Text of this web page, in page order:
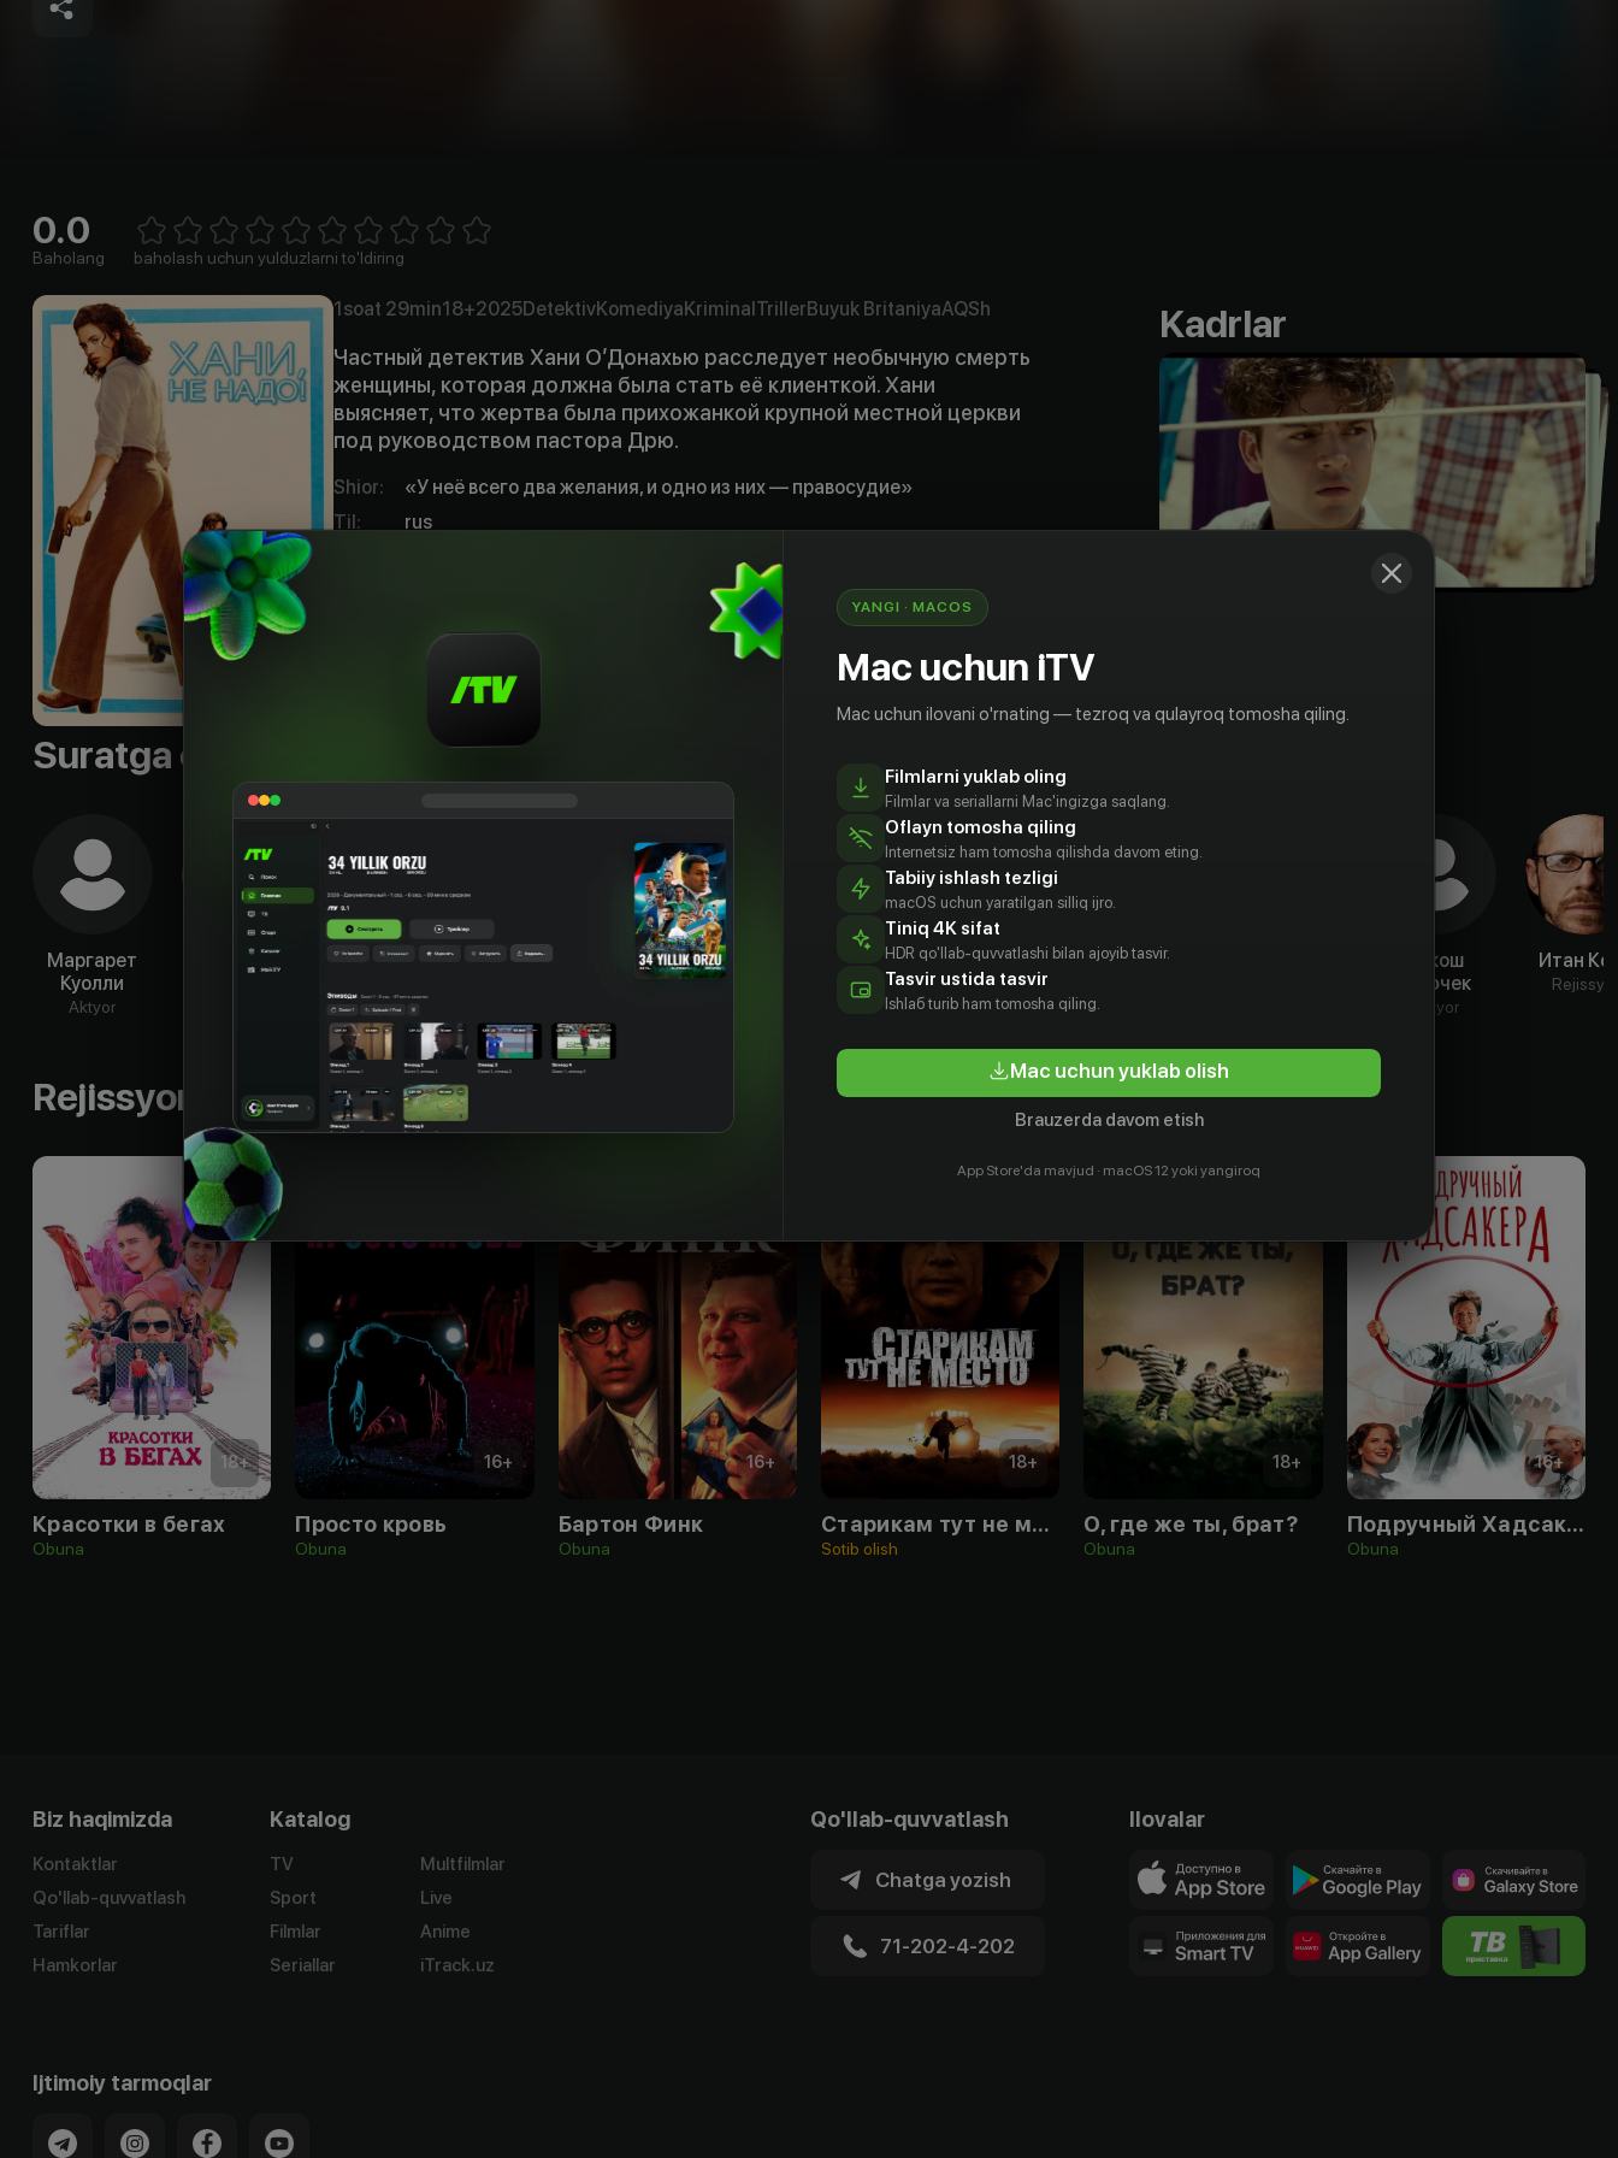
0.0
Baholang 1 Star2 Stars3 Stars4 Stars5 Stars6 Stars7 Stars8 Stars
baholash uchun yulduzlarni to'ldiring
1soat 29min18+2025DetektivKomediyaKriminalTrillerBuyuk BritaniyaAQSh
Частный детектив Хани О’Донахью расследует необычную смерть
женщины, которая должна была стать её клиенткой. Хани
выясняет, что жертва была прихожанкой крупной местной церкви
под руководством пастора Дрю.
Shior:
«У неё всего два желания, и одно из них — правосудие»
Til:
rus
Kadrlar
Suratga olish guruhi
Маргарет
Куолли
Aktyor
Обри Плаза Крис Эванс Лера Абова Jacnier
Aktyor
Гэбби Бинс
Aktyor
Талия
Райдер
Aktyor
Чарли Дэй
Джош
Пафчек
Aktyor
Итан
Rejissyor
Rejissyorning boshqa ishlari
18+
Красотки в бегах
Obuna
16+
Просто кровь
Obuna
16+
Бартон Финк
Obuna
18+
Старикам тут не место
Sotib olish
18+
О, где же ты, брат?
Obuna
16+
Подручный Хадсакера
Obuna
Biz haqimizda
Kontaktlar
Qo'llab-quvvatlash
Tariflar
Hamkorlar
Katalog
TV
Sport
Filmlar
Seriallar
Multfilmlar
Live
Anime
iTrack.uz
Qo'llab-quvvatlash
Chatga yozish
71-202-4-202
Ilovalar
Ijtimoiy tarmoqlar
YANGI · MACOS
Mac uchun iTV
Mac uchun ilovani o'rnating — tezroq va qulayroq tomosha qiling.
Filmlarni yuklab oling
Filmlar va seriallarni Mac'ingizga saqlang.
Oflayn tomosha qiling
Internetsiz ham tomosha qilishda davom eting.
Tabiiy ishlash tezligi
macOS uchun yaratilgan silliq ijro.
Tiniq 4K sifat
HDR qo'llab-quvvatlashi bilan ajoyib tasvir.
Tasvir ustida tasvir
Ishlаб turib ham tomosha qiling.
Mac uchun yuklab olish
Brauzerda davom etish
App Store'da mavjud · macOS 12 yoki yangiroq